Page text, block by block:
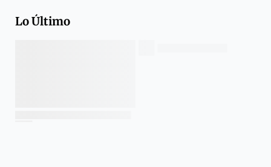
Lo Último